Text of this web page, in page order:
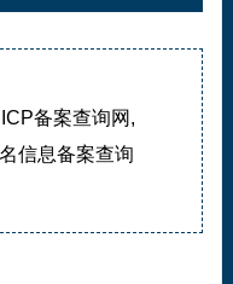
案查询网,
信息备案查询